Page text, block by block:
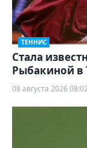
ТЕННИС
Cтала
Рыбакиной в
08 августа 2026 08:02